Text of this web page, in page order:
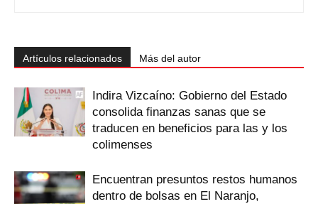
Artículos relacionados Más del autor
Indira Vizcaíno: Gobierno del Estado
consolida finanzas sanas que se
traducen en beneficios para las y los
colimenses
Encuentran presuntos restos humanos
dentro de bolsas en El Naranjo,